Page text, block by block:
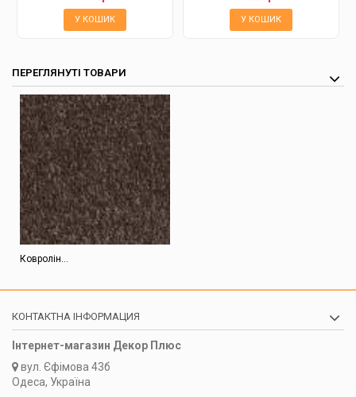
У КОШИК У КОШИК
ПЕРЕГЛЯНУТІ ТОВАРИ
Ковролін...
КОНТАКТНА ІНФОРМАЦИЯ
Інтернет-магазин Декор Плюс
вул. Єфімова 43б
Одеса, Україна